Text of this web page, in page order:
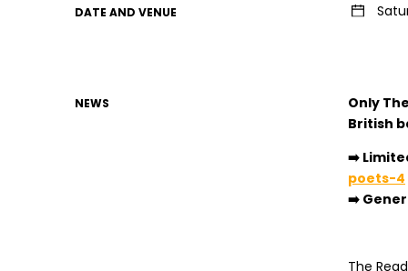
DATE AND VENUE
NEWS
Only
British
➡️
poets-4
➡️
The